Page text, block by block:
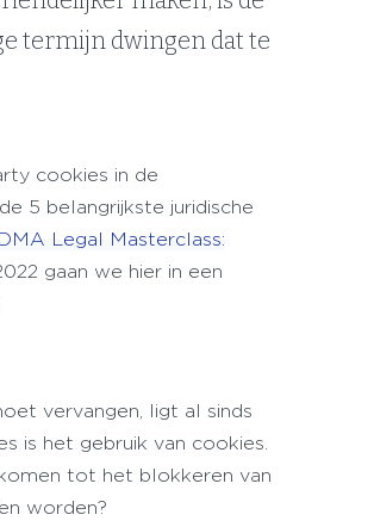
termijn dwingen dat te
cookies in de
5 belangrijkste juridische
Legal Masterclass:
gaan we hier in een
vervangen, ligt al sinds
is het gebruik van cookies.
tot het blokkeren van
worden?